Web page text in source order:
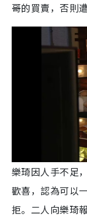
哥的買賣，否則
樂琦因人手不足
歡喜，認為可以
拒。二人向樂琦